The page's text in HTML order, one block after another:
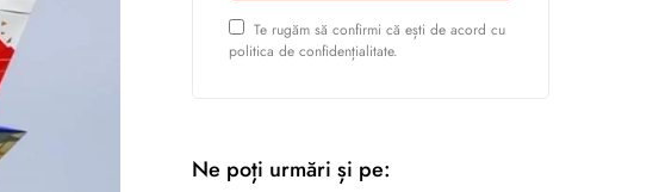
Te rugăm să confirmi că ești de acord cu
politica de confidențialitate.
Ne poți urmări și pe: